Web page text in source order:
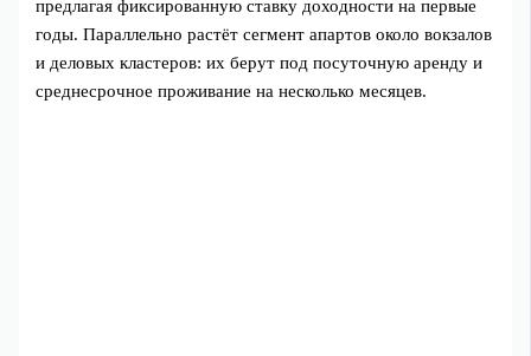
предлагая фиксированную ставку доходности на первые
годы. Параллельно растёт сегмент апартов около вокзалов
и деловых кластеров: их берут под посуточную аренду и
среднесрочное проживание на несколько месяцев.